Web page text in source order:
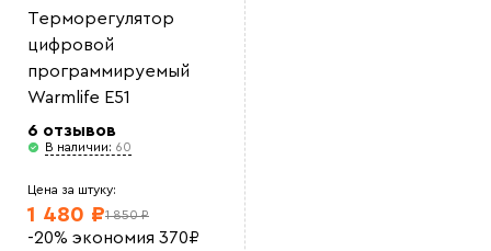
Терморегулятор
цифровой
программируемый
Warmlife E51
6 отзывов
В наличии: 60
Цена за штуку:
1 850 ₽
1 480 ₽
-20% экономия 370₽